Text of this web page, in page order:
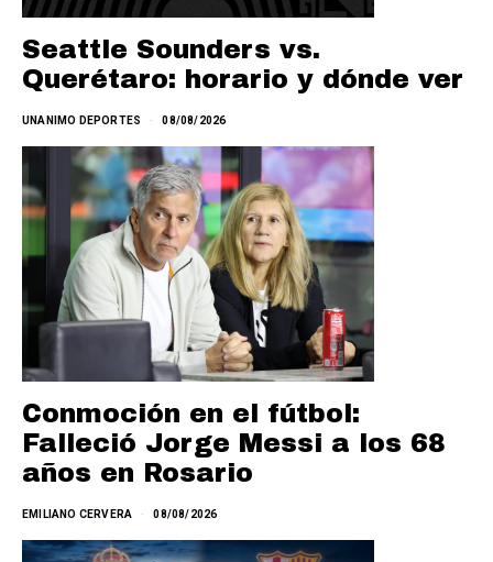
Seattle Sounders vs.
Querétaro: horario y dónde ver
UNANIMO DEPORTES 08/08/2026
Conmoción en el fútbol:
Falleció Jorge Messi a los 68
años en Rosario
EMILIANO CERVERA 08/08/2026